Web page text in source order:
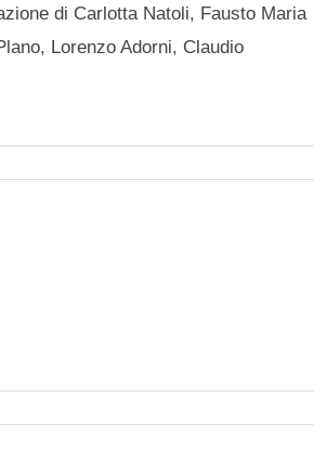
di Carlotta Natoli, Fausto Maria
Lorenzo Adorni, Claudio